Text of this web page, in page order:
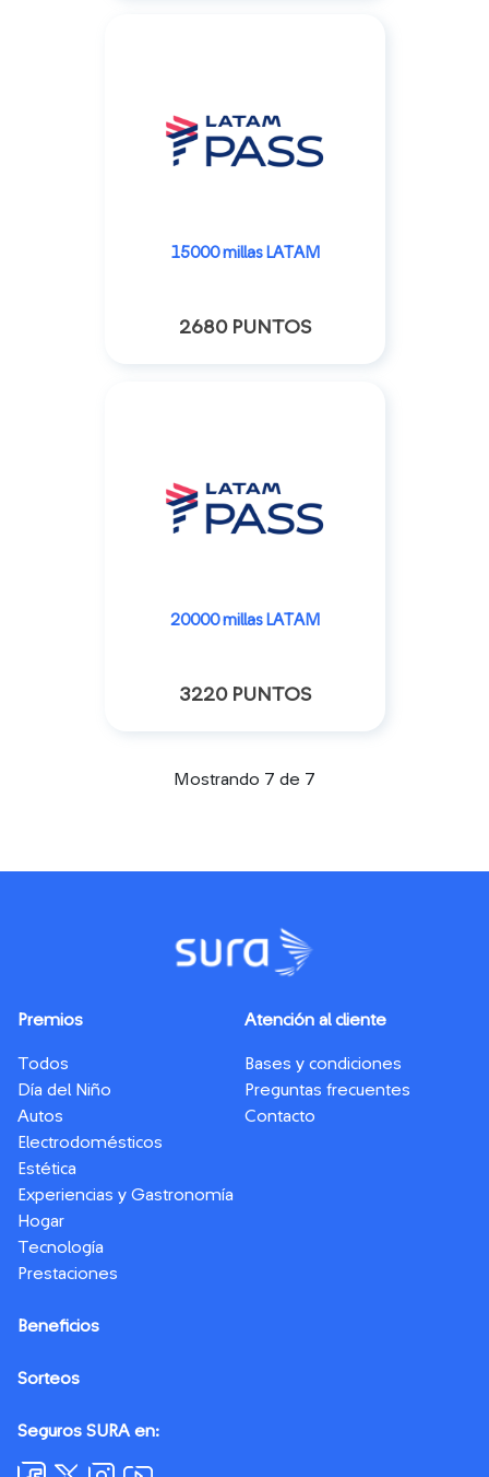
15000 millas LATAM
2680 PUNTOS
20000 millas LATAM
3220 PUNTOS
Mostrando 7 de 7
Premios
Todos
Día del Niño
Autos
Electrodomésticos
Estética
Experiencias y Gastronomía
Hogar
Tecnología
Prestaciones
Beneficios
Sorteos
Atención al cliente
Bases y condiciones
Preguntas frecuentes
Contacto
Seguros SURA en: